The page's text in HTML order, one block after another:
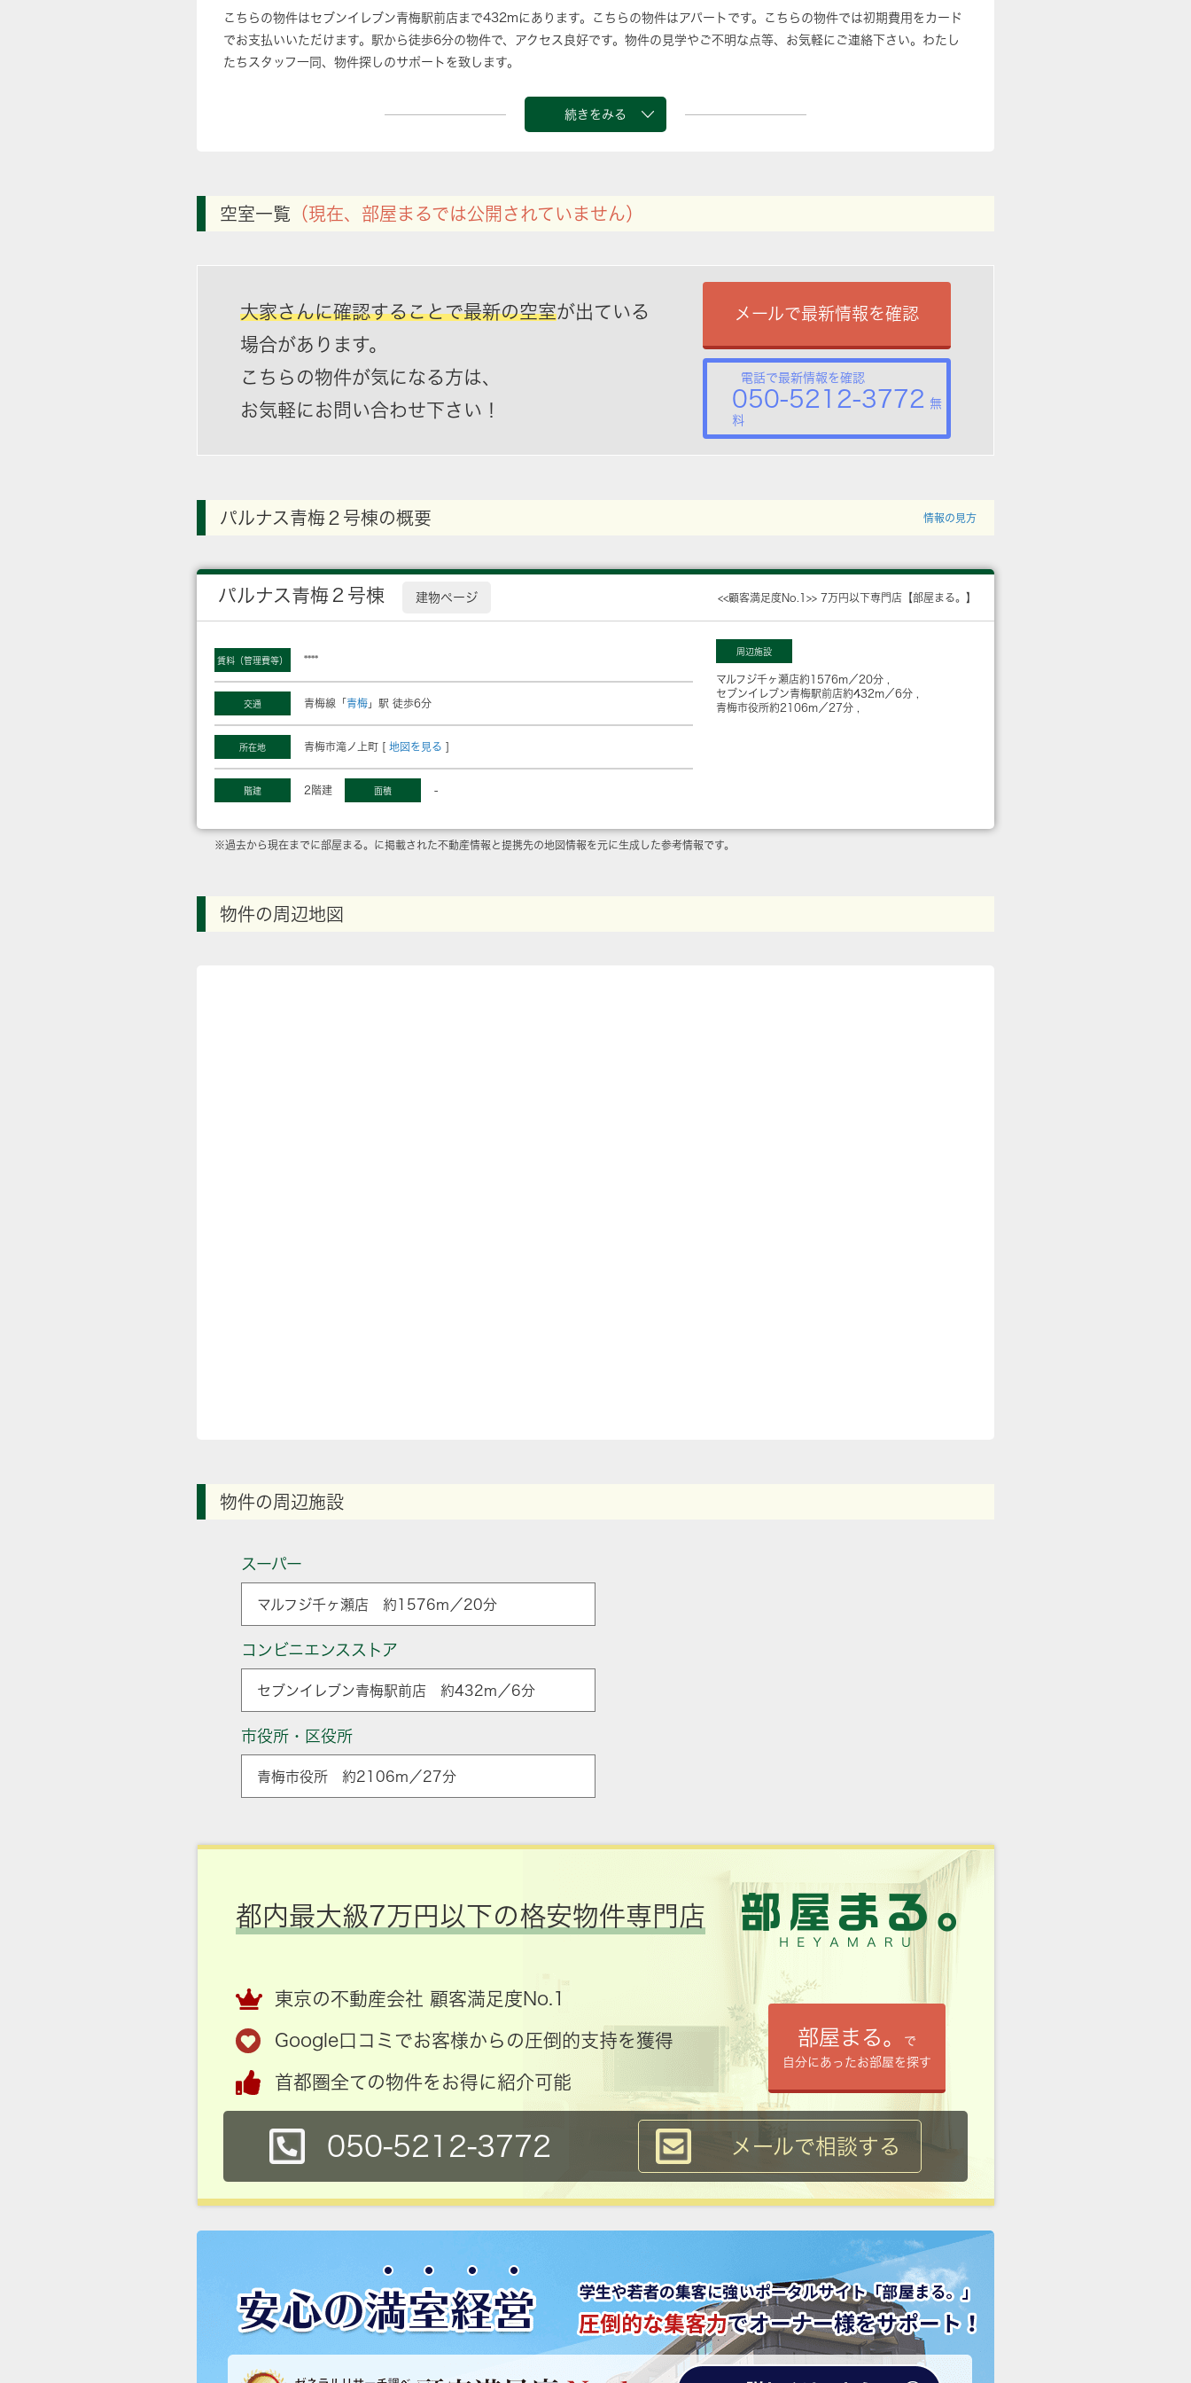
こちらの物件はセブンイレブン青梅駅前店まで432mにあります。こちらの物件はアパートです。こちらの物件では初期費用をカード
でお支払いいただけます。駅から徒歩6分の物件で、アクセス良好です。物件の見学やご不明な点等、お気軽にご連絡下さい。わたし
たちスタッフ一同、物件探しのサポートを致します。
続きをみる
空室一覧 （現在、部屋まるでは公開されていません）
大家さんに確認することで最新の空室が出ている
場合があります。
こちらの物件が気になる方は、
お気軽にお問い合わせ下さい！
メールで最新情報を確認
電話で最新情報を確認
050-5212-3772 無
料
パルナス青梅２号棟の概要 情報の見方
パルナス青梅２号棟 建物ページ <<顧客満足度No.1>> 7万円以下専門店【部屋まる。】
賃料（管理費等） ****
交通 青梅線「 青梅 」駅 徒歩6分
所在地 青梅市滝ノ上町 [ 地図を見る ]
階建 2階建 面積 -
周辺施設
マルフジ千ヶ瀬店約1576m／20分
セブンイレブン青梅駅前店約432m／6分
青梅市役所約2106m／27分
※過去から現在までに部屋まる。に掲載された不動産情報と提携先の地図情報を元に生成した参考情報です。
物件の周辺地図
物件の周辺施設
スーパー
マルフジ千ヶ瀬店 約1576m／20分
コンビニエンスストア
セブンイレブン青梅駅前店 約432m／6分
市役所・区役所
青梅市役所 約2106m／27分
都内最大級7万円以下の格安物件専門店
東京の不動産会社 顧客満足度No.1
Google口コミでお客様からの圧倒的支持を獲得
首都圏全ての物件をお得に紹介可能
部屋まる。
で
自分にあったお部屋を探す
050-5212-3772 メールで相談する